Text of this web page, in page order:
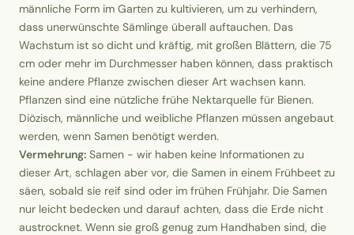
männliche Form im Garten zu kultivieren, um zu verhindern,
dass unerwünschte Sämlinge überall auftauchen. Das
Wachstum ist so dicht und kräftig, mit großen Blättern, die 75
cm oder mehr im Durchmesser haben können, dass praktisch
keine andere Pflanze zwischen dieser Art wachsen kann.
Pflanzen sind eine nützliche frühe Nektarquelle für Bienen.
Diözisch, männliche und weibliche Pflanzen müssen angebaut
werden, wenn Samen benötigt werden.
Vermehrung: Samen - wir haben keine Informationen zu
dieser Art, schlagen aber vor, die Samen in einem Frühbeet zu
säen, sobald sie reif sind oder im frühen Frühjahr. Die Samen
nur leicht bedecken und darauf achten, dass die Erde nicht
austrocknet. Wenn sie groß genug zum Handhaben sind, die